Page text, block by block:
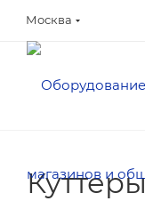
Москва